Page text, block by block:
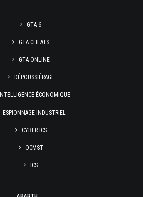
GTA 6
GTA CHEATS
GTA ONLINE
DÉPOUSSIÉRAGE
INTELLIGENCE ÉCONOMIQUE
ESPIONNAGE INDUSTRIEL
CYBER ICS
OCMST
ICS